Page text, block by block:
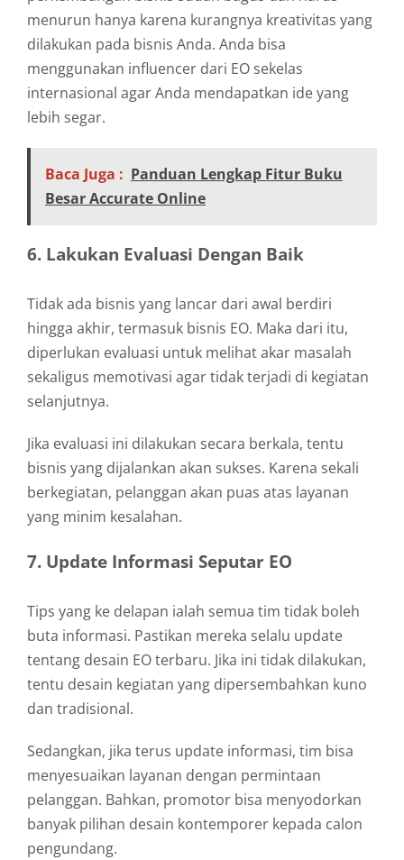
menurun hanya karena kurangnya kreativitas yang
dilakukan pada bisnis Anda. Anda bisa
menggunakan influencer dari EO sekelas
internasional agar Anda mendapatkan ide yang
lebih segar.
Baca Juga : Panduan Lengkap Fitur Buku
Besar Accurate Online
6. Lakukan Evaluasi Dengan Baik
Tidak ada bisnis yang lancar dari awal berdiri
hingga akhir, termasuk bisnis EO. Maka dari itu,
diperlukan evaluasi untuk melihat akar masalah
sekaligus memotivasi agar tidak terjadi di kegiatan
selanjutnya.
Jika evaluasi ini dilakukan secara berkala, tentu
bisnis yang dijalankan akan sukses. Karena sekali
berkegiatan, pelanggan akan puas atas layanan
yang minim kesalahan.
7. Update Informasi Seputar EO
Tips yang ke delapan ialah semua tim tidak boleh
buta informasi. Pastikan mereka selalu update
tentang desain EO terbaru. Jika ini tidak dilakukan,
tentu desain kegiatan yang dipersembahkan kuno
dan tradisional.
Sedangkan, jika terus update informasi, tim bisa
menyesuaikan layanan dengan permintaan
pelanggan. Bahkan, promotor bisa menyodorkan
banyak pilihan desain kontemporer kepada calon
pengundang.